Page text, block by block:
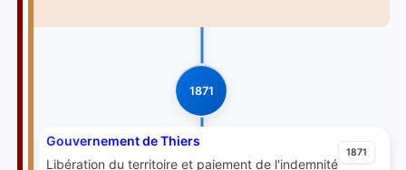
1871
1871
Gouvernement de Thiers
Libération du territoire et paiement de l'indemnité